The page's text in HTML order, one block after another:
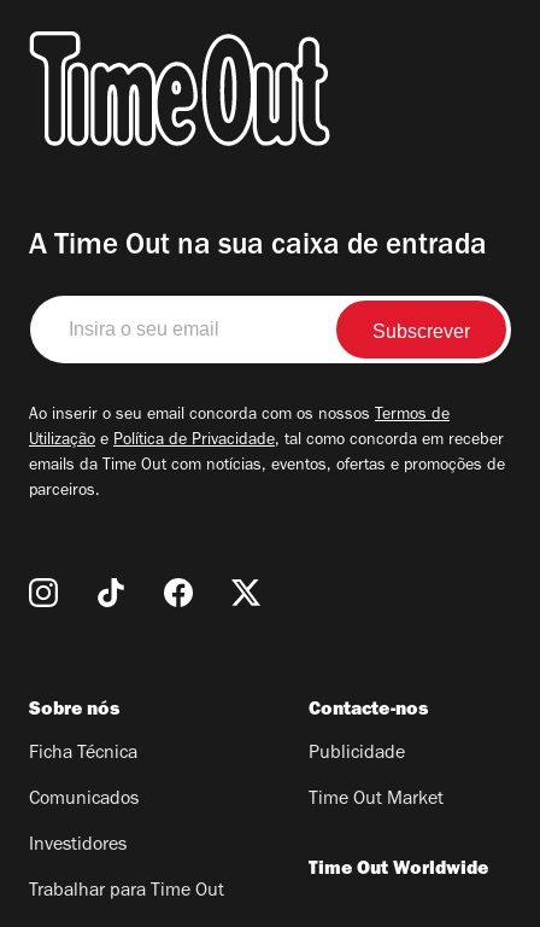
A Time Out na sua caixa de entrada
Insira
o
seu
Ao inserir o seu email concorda com os nossos Termos de
Utilização e Política de Privacidade, tal como concorda em receber
emails da Time Out com notícias, eventos, ofertas e promoções de
parceiros.
Sobre nós
Ficha Técnica
Comunicados
Investidores
Trabalhar para Time Out
Contacte-nos
Publicidade
Time Out Market
Time Out Worldwide